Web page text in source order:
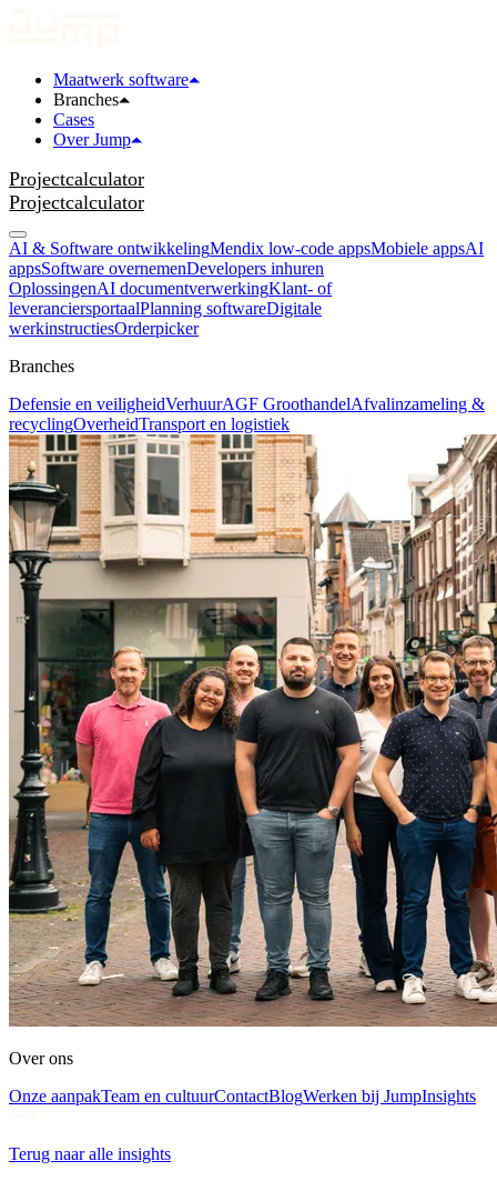
Maatwerk software
Branches
Cases
Over Jump
Projectcalculator
Projectcalculator
AI & Software ontwikkelingMendix low-code appsMobiele appsAI
appsSoftware overnemenDevelopers inhuren
OplossingenAI documentverwerkingKlant- of
leveranciersportaalPlanning softwareDigitale
werkinstructiesOrderpicker
Branches
Defensie en veiligheidVerhuurAGF GroothandelAfvalinzameling &
recyclingOverheidTransport en logistiek
Over ons
Onze aanpakTeam en cultuurContactBlogWerken bij JumpInsights
Terug naar alle insights